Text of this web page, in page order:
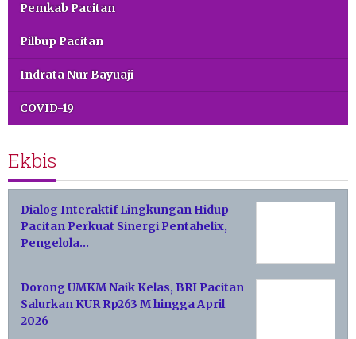
Pemkab Pacitan
Pilbup Pacitan
Indrata Nur Bayuaji
COVID-19
Ekbis
Dialog Interaktif Lingkungan Hidup
Pacitan Perkuat Sinergi Pentahelix,
Pengelola…
Dorong UMKM Naik Kelas, BRI Pacitan
Salurkan KUR Rp263 M hingga April
2026